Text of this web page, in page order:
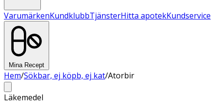
VarumärkenKundklubbTjänsterHitta apotekKundservice
Mina Recept
Hem/Sökbar, ej köpb, ej kat/Atorbir
Läkemedel